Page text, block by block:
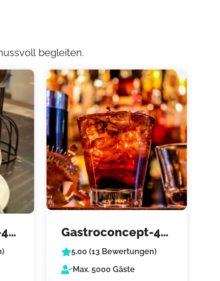
begleiten.
Gastroconcept-4-
me
Cocktailcatering
5.00 (13 Bewertungen)
Max. 5000 Gäste